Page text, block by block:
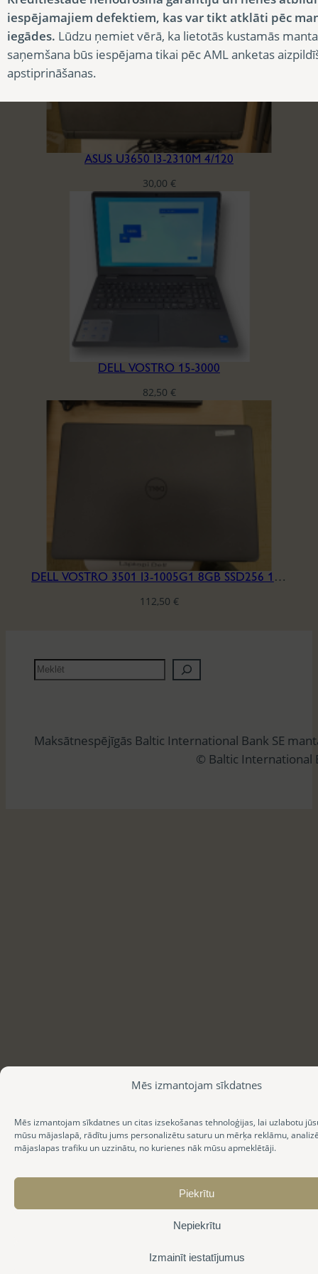
Mēs izmantojam sīkdatnes
Mēs izmantojam sīkdatnes un citas izsekošanas tehnoloģijas, lai uzlabotu
mūsu mājaslapā, rādītu jums personalizētu saturu un mērķa reklāmu,
mājaslapas trafiku un uzzinātu, no kurienes nāk mūsu apmeklētāji.
Piekrītu
Nepiekrītu
Izmainīt iestatījumus
ASUS U3650 I3-2310M 4/120
30,00 €
DELL VOSTRO 15-3000
82,50 €
DELL VOSTRO 3501 I3-1005G1 8GB SSD256 15.6′ H6HQLB3
112,50 €
M
e
ē
Maksātnespējīgās Baltic International Bank SE
© Baltic International
iespējamajiem defektiem, kas var tikt atklāti pēc
iegādes. Lūdzu ņemiet vērā, ka lietotās kustamās
saņemšana būs iespējama tikai pēc AML anketas
apstiprināšanas.